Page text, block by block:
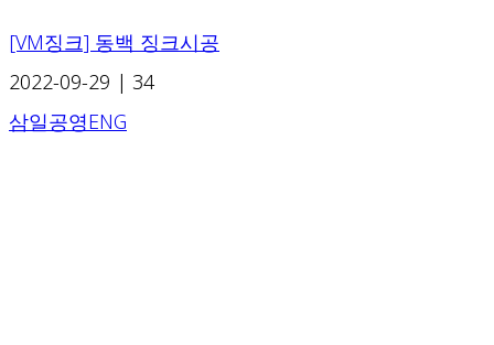
[VM징크] 동백 징크시공
2022-09-29 | 34
삼일공영ENG